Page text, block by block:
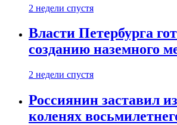
2 недели спустя
Власти Петербурга
созданию наземного
2 недели спустя
Россиянин заставил
коленях